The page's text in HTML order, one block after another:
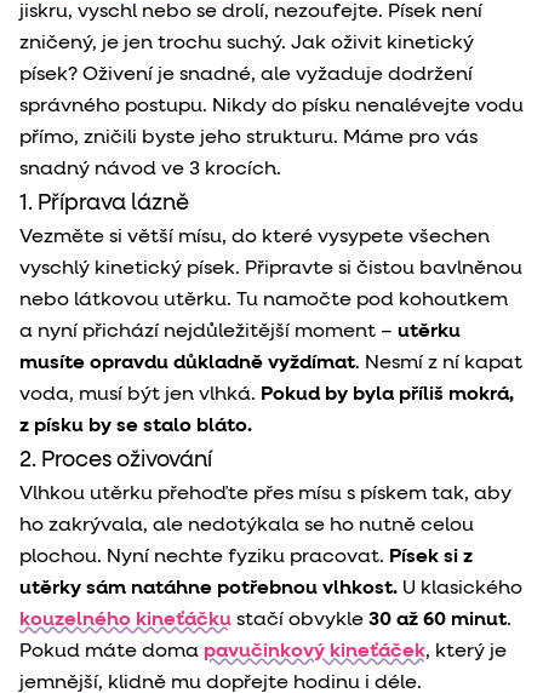
jiskru, vyschl nebo se drolí, nezoufejte. Písek není
zničený, je jen trochu suchý. Jak oživit kinetický
písek? Oživení je snadné, ale vyžaduje dodržení
správného postupu. Nikdy do písku nenalévejte vodu
přímo, zničili byste jeho strukturu. Máme pro vás
snadný návod ve 3 krocích.
1. Příprava lázně
Vezměte si větší mísu, do které vysypete všechen
vyschlý kinetický písek. Připravte si čistou bavlněnou
nebo látkovou utěrku. Tu namočte pod kohoutkem
a nyní přichází nejdůležitější moment – utěrku
musíte opravdu důkladně vyždímat. Nesmí z ní kapat
voda, musí být jen vlhká. Pokud by byla příliš mokrá,
z písku by se stalo bláto.
2. Proces oživování
Vlhkou utěrku přehoďte přes mísu s pískem tak, aby
ho zakrývala, ale nedotýkala se ho nutně celou
plochou. Nyní nechte fyziku pracovat. Písek si z
utěrky sám natáhne potřebnou vlhkost. U klasického
kouzelného kineťáčku stačí obvykle 30 až 60 minut.
Pokud máte doma pavučinkový kineťáček, který je
jemnější, klidně mu dopřejte hodinu i déle.